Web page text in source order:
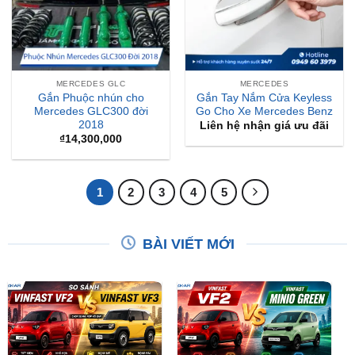
MERCEDES GLC
Gắn Phuộc nhún cho
Mercedes GLC300 đời
2018
₫14,300,000
MERCEDES
Gắn Tay Nắm Cửa Keyless
Go Cho Xe Mercedes Benz
Liên hệ nhận giá ưu đãi
1 2 3 4 5
BÀI VIẾT MỚI